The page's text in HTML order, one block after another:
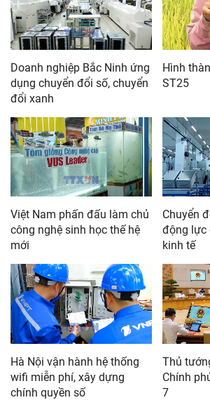
Doanh nghiệp Bắc Ninh ứng
dụng chuyển đổi số, chuyển
đổi xanh
Hình
ST25
Việt Nam phấn đấu làm chủ
công nghệ sinh học thế hệ
mới
Chuyển
động lực
kinh tế
Hà Nội vận hành hệ thống
wifi miễn phí, xây dựng
chính quyền số
Thủ
Chính
7